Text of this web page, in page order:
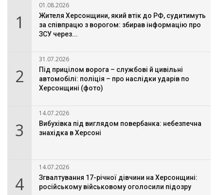
1
01.08.2026
Жителя Херсонщини, який втік до РФ, судитимуть
за співпрацю з ворогом: збирав інформацію про
ЗСУ через...
2
31.07.2026
Під прицілом ворога – службові й цивільні
автомобілі: поліція – про наслідки ударів по
Херсонщині (фото)
3
14.07.2026
Вибухівка під виглядом повербанка: небезпечна
знахідка в Херсоні
4
14.07.2026
Згвалтування 17-річної дівчини на Херсонщині:
російському військовому оголосили підозру